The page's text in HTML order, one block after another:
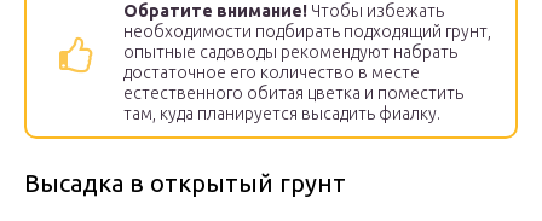
Обратите внимание! Чтобы избежать
необходимости подбирать подходящий грунт,
опытные садоводы рекомендуют набрать
достаточное его количество в месте
естественного обитая цветка и поместить
там, куда планируется высадить фиалку.
Высадка в открытый грунт